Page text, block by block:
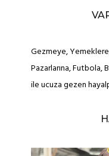
Gezmeye,
Pazarlarına, Futbola,
ile ucuza gezen